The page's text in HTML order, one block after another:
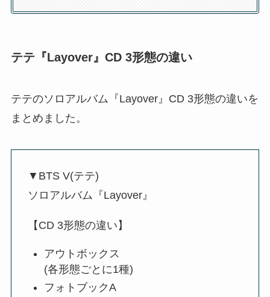
テテ『Layover』CD 3形態の違い
テテのソロアルバム『Layover』CD 3形態の違いを
まとめました。
▼BTS V(テテ)
ソロアルバム『Layover』
【CD 3形態の違い】
アウトボックス
(各形態ごとに1種)
フォトブックA